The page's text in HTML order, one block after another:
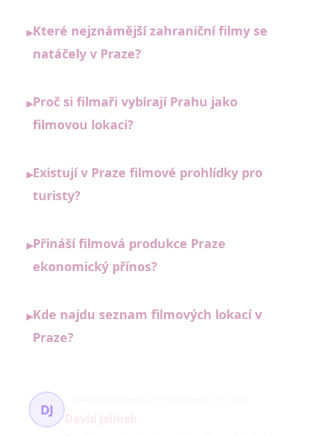
▸Které nejznámější zahraniční filmy se
natáčely v Praze?
▸Proč si filmaři vybírají Prahu jako
filmovou lokaci?
▸Existují v Praze filmové prohlídky pro
turisty?
▸Přináší filmová produkce Praze
ekonomický přínos?
▸Kde najdu seznam filmových lokací v
Praze?
DJ